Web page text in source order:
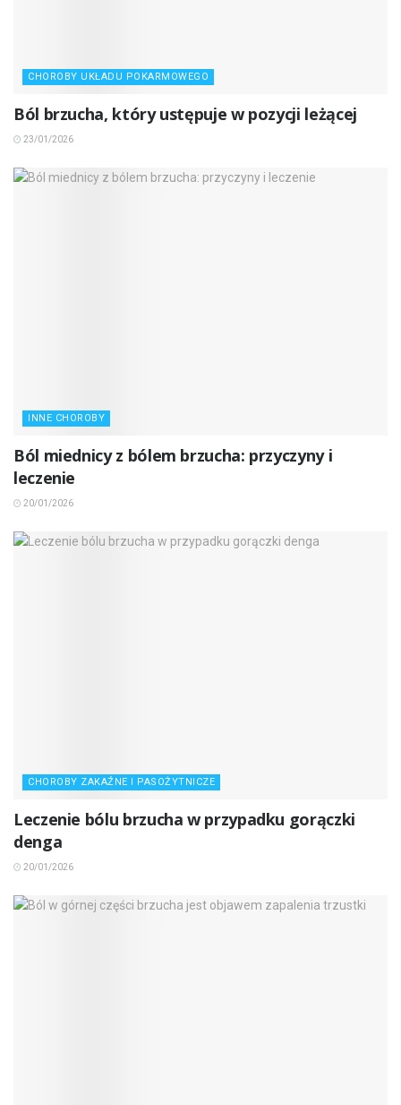
CHOROBY UKŁADU POKARMOWEGO
Ból brzucha, który ustępuje w pozycji leżącej
23/01/2026
INNE CHOROBY
Ból miednicy z bólem brzucha: przyczyny i
leczenie
20/01/2026
CHOROBY ZAKAŹNE I PASOŻYTNICZE
Leczenie bólu brzucha w przypadku gorączki
denga
20/01/2026